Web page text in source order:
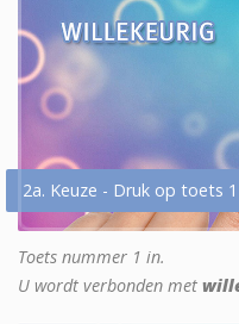
2a. Keuze - Druk op toets
Toets nummer 1 in.
U wordt verbonden met